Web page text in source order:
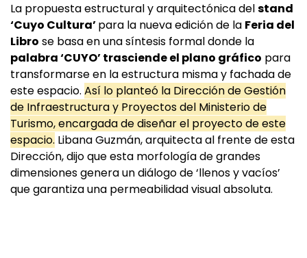
La propuesta estructural y arquitectónica delstand
‘Cuyo Cultura’para la nueva edición de la Feria del
Libro se basa en una síntesis formal donde la
palabra ‘CUYO’ trasciende el plano gráfico para
transformarse en la estructura misma y fachada de
este espacio. Así lo planteó la Dirección de Gestión
de Infraestructura y Proyectos del Ministerio de
Turismo, encargada de diseñar el proyecto de este
espacio. Libana Guzmán, arquitecta al frente de esta
Dirección, dijo que esta morfología de grandes
dimensiones genera un diálogo de ‘llenos y vacíos’
que garantiza una permeabilidad visual absoluta.